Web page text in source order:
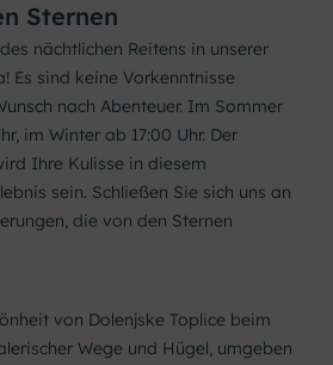
Sternen
nächtlichen Reitens in unserer
Es sind keine Vorkenntnisse
nach Abenteuer. Im Sommer
im Winter ab 17:00 Uhr. Der
Ihre Kulisse in diesem
sein. Schließen Sie sich uns an
die von den Sternen
von Dolenjske Toplice beim
Wege und Hügel, umgeben